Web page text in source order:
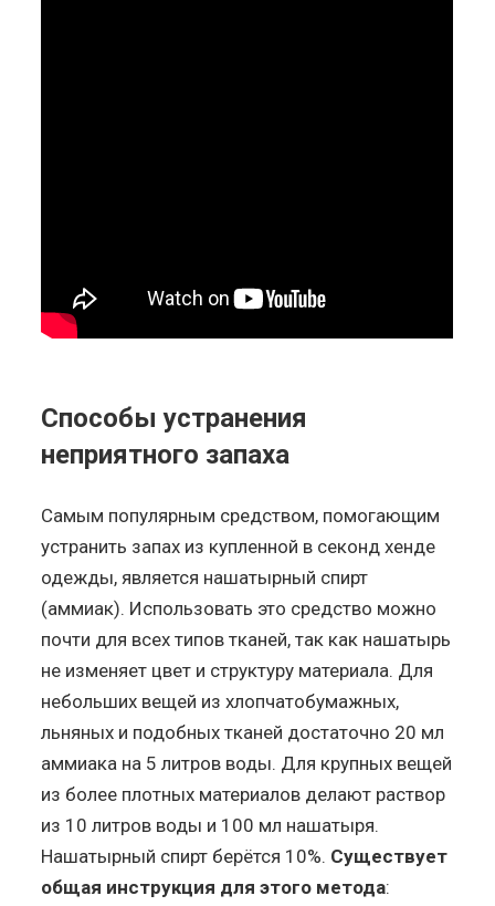
Способы устранения
неприятного запаха
Самым популярным средством, помогающим
устранить запах из купленной в секонд хенде
одежды, является нашатырный спирт
(аммиак). Использовать это средство можно
почти для всех типов тканей, так как нашатырь
не изменяет цвет и структуру материала. Для
небольших вещей из хлопчатобумажных,
льняных и подобных тканей достаточно 20 мл
аммиака на 5 литров воды. Для крупных вещей
из более плотных материалов делают раствор
из 10 литров воды и 100 мл нашатыря.
Нашатырный спирт берётся 10%. Существует
общая инструкция для этого метода: